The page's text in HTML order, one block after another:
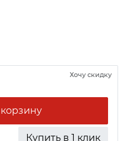
Купить в 1 клик
Хочу скидку